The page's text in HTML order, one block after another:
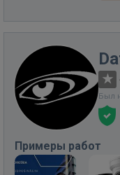
·
Был
Примеры работ